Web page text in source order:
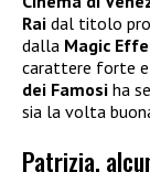
Rai dal titolo
dalla Magic
carattere forte e
dei Famosi ha
sia la volta
Patrizia,